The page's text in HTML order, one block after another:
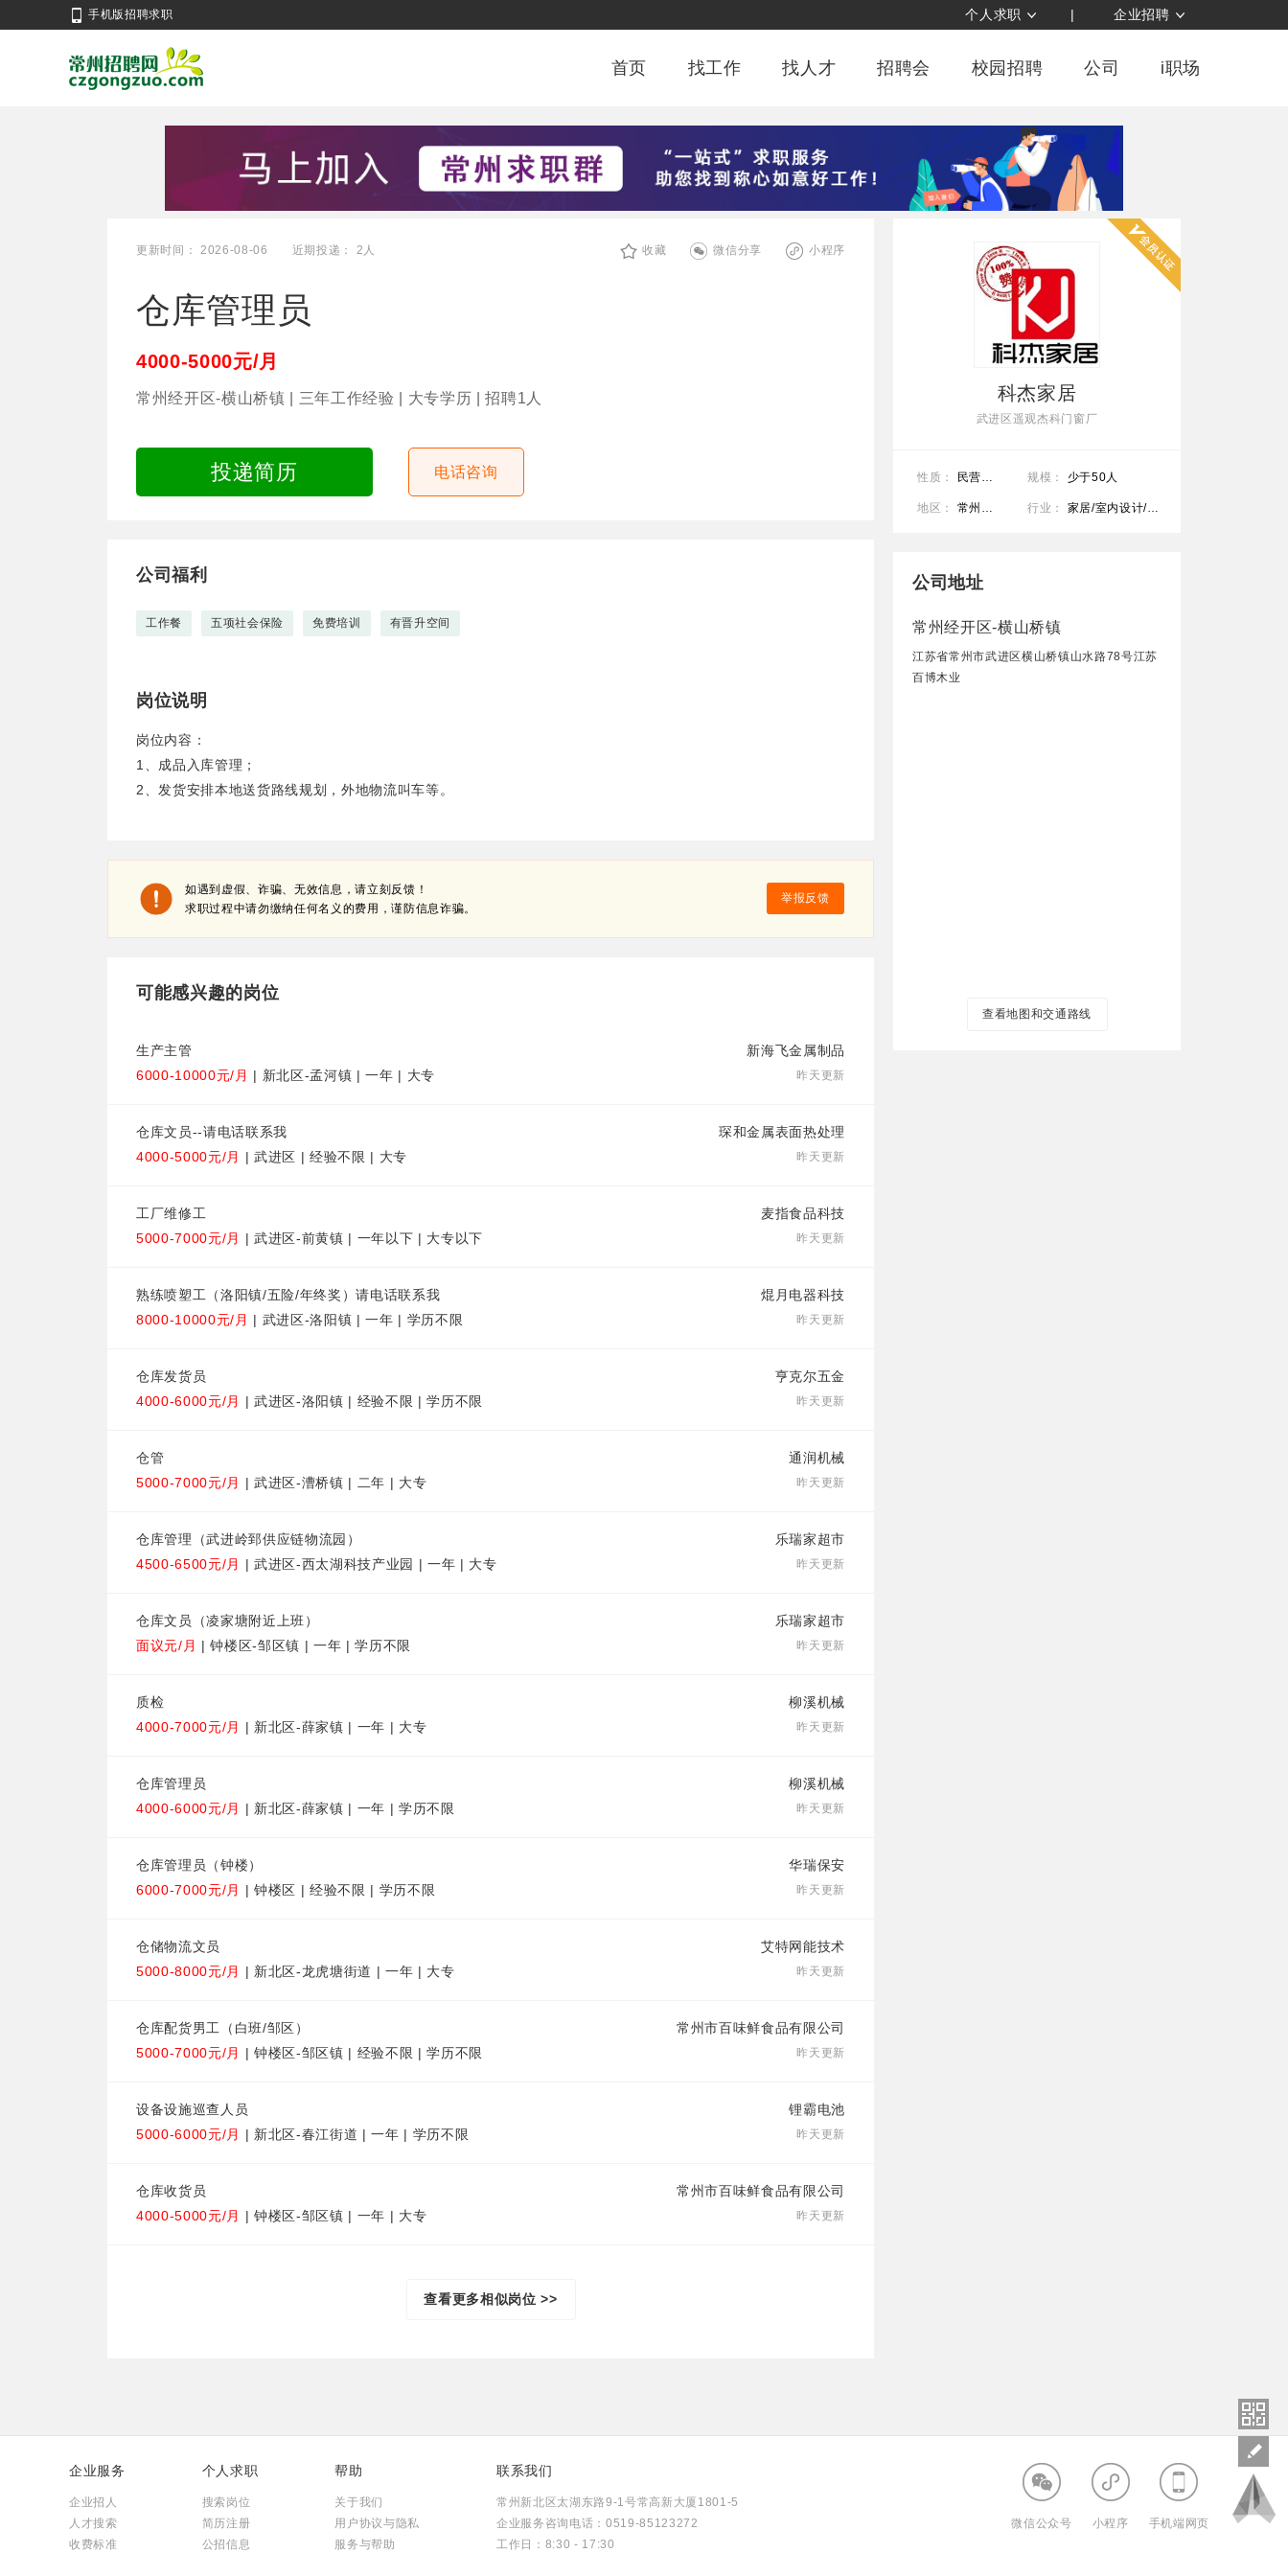
手机版招聘求职 个人求职 | 企业招聘
首页 找工作 找人才 招聘会 校园招聘 公司 i职场
近期投递： 2人
更新时间： 2026-08-06 收藏 微信分享 小程序
仓库管理员
4000-5000元/月
常州经开区-横山桥镇 | 三年工作经验 | 大专学历 | 招聘1人
投递简历 电话咨询
公司福利
工作餐 五项社会保险 免费培训 有晋升空间
岗位说明
岗位内容：
1、成品入库管理；
2、发货安排本地送货路线规划，外地物流叫车等。
举报反馈
如遇到虚假、诈骗、无效信息，请立刻反馈！
求职过程中请勿缴纳任何名义的费用，谨防信息诈骗。
可能感兴趣的岗位
新海飞金属制品
生产主管
昨天更新
6000-10000元/月 | 新北区-孟河镇 | 一年 | 大专
琛和金属表面热处理
仓库文员--请电话联系我
昨天更新
4000-5000元/月 | 武进区 | 经验不限 | 大专
麦指食品科技
工厂维修工
昨天更新
5000-7000元/月 | 武进区-前黄镇 | 一年以下 | 大专以下
焜月电器科技
熟练喷塑工（洛阳镇/五险/年终奖）请电话联系我
昨天更新
8000-10000元/月 | 武进区-洛阳镇 | 一年 | 学历不限
亨克尔五金
仓库发货员
昨天更新
4000-6000元/月 | 武进区-洛阳镇 | 经验不限 | 学历不限
通润机械
仓管
昨天更新
5000-7000元/月 | 武进区-漕桥镇 | 二年 | 大专
乐瑞家超市
仓库管理（武进岭郅供应链物流园）
昨天更新
4500-6500元/月 | 武进区-西太湖科技产业园 | 一年 | 大专
乐瑞家超市
仓库文员（凌家塘附近上班）
昨天更新
面议元/月 | 钟楼区-邹区镇 | 一年 | 学历不限
柳溪机械
质检
昨天更新
4000-7000元/月 | 新北区-薛家镇 | 一年 | 大专
柳溪机械
仓库管理员
昨天更新
4000-6000元/月 | 新北区-薛家镇 | 一年 | 学历不限
华瑞保安
仓库管理员（钟楼）
昨天更新
6000-7000元/月 | 钟楼区 | 经验不限 | 学历不限
艾特网能技术
仓储物流文员
昨天更新
5000-8000元/月 | 新北区-龙虎塘街道 | 一年 | 大专
常州市百味鲜食品有限公司
仓库配货男工（白班/邹区）
昨天更新
5000-7000元/月 | 钟楼区-邹区镇 | 经验不限 | 学历不限
锂霸电池
设备设施巡查人员
昨天更新
5000-6000元/月 | 新北区-春江街道 | 一年 | 学历不限
常州市百味鲜食品有限公司
仓库收货员
昨天更新
4000-5000元/月 | 钟楼区-邹区镇 | 一年 | 大专
查看更多相似岗位 >>
科杰家居
武进区遥观杰科门窗厂
性质： 民营公司 规模： 少于50人
地区： 常州经开区-横山桥镇 行业： 家居/室内设计/装饰装潢/耐用消费品（服饰/纺织/皮革/家具/家电）
公司地址
常州经开区-横山桥镇
江苏省常州市武进区横山桥镇山水路78号江苏
百博木业
查看地图和交通路线
企业服务
企业招人
人才搜索
收费标准
个人求职
搜索岗位
简历注册
公招信息
帮助
关于我们
用户协议与隐私
服务与帮助
联系我们
常州新北区太湖东路9-1号常高新大厦1801-5
企业服务咨询电话：0519-85123272
工作日：8:30 - 17:30
微信公众号 小程序 手机端网页